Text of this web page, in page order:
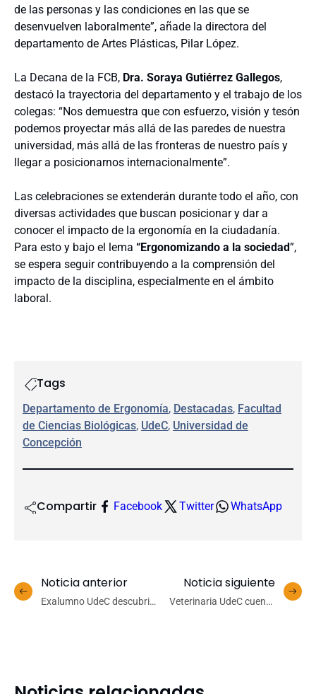
de las personas y las condiciones en las que se
desenvuelven laboralmente”, añade la directora del
departamento de Artes Plásticas, Pilar López.
La Decana de la FCB, Dra. Soraya Gutiérrez Gallegos,
destacó la trayectoria del departamento y el trabajo de los
colegas: “Nos demuestra que con esfuerzo, visión y tesón
podemos proyectar más allá de las paredes de nuestra
universidad, más allá de las fronteras de nuestro país y
llegar a posicionarnos internacionalmente”.
Las celebraciones se extenderán durante todo el año, con
diversas actividades que buscan posicionar y dar a
conocer el impacto de la ergonomía en la ciudadanía.
Para esto y bajo el lema “Ergonomizando a la sociedad”,
se espera seguir contribuyendo a la comprensión del
impacto de la disciplina, especialmente en el ámbito
laboral.
Tags
Departamento de Ergonomía, Destacadas, Facultad
de Ciencias Biológicas, UdeC, Universidad de
Concepción
Compartir Facebook Twitter WhatsApp
Noticia anterior
Exalumno UdeC descubrió
Noticia siguiente
Veterinaria UdeC cuenta